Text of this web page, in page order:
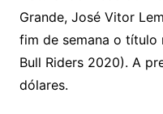
Grande, José Vitor
fim de semana o título
Bull Riders 2020). A
dólares.